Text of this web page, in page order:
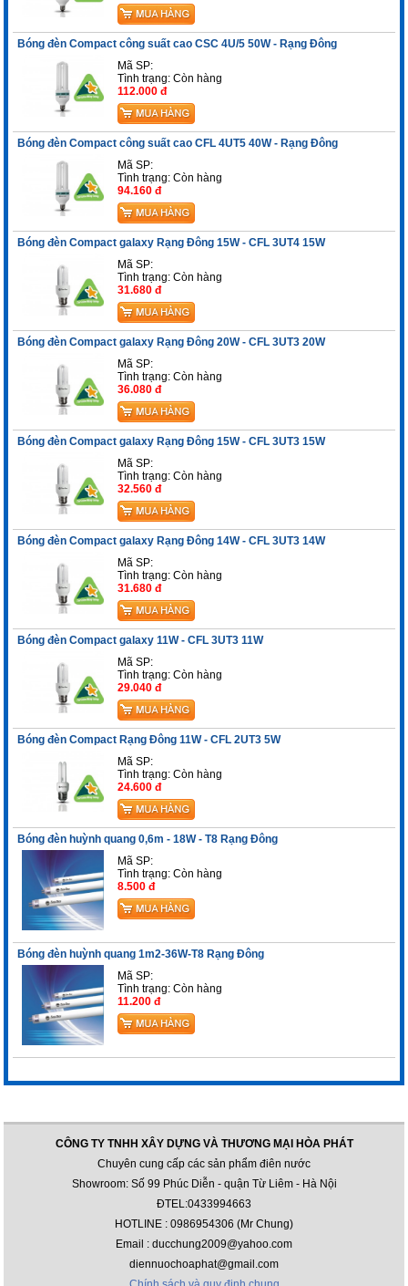
Bóng đèn Compact công suất cao CSC 4U/5 50W - Rạng Đông
Mã SP:
Tình trạng:Còn hàng
112.000 đ
Bóng đèn Compact công suất cao CFL 4UT5 40W - Rạng Đông
Mã SP:
Tình trạng:Còn hàng
94.160 đ
Bóng đèn Compact galaxy Rạng Đông 15W - CFL 3UT4 15W
Mã SP:
Tình trạng:Còn hàng
31.680 đ
Bóng đèn Compact galaxy Rạng Đông 20W - CFL 3UT3 20W
Mã SP:
Tình trạng:Còn hàng
36.080 đ
Bóng đèn Compact galaxy Rạng Đông 15W - CFL 3UT3 15W
Mã SP:
Tình trạng:Còn hàng
32.560 đ
Bóng đèn Compact galaxy Rạng Đông 14W - CFL 3UT3 14W
Mã SP:
Tình trạng:Còn hàng
31.680 đ
Bóng đèn Compact galaxy 11W - CFL 3UT3 11W
Mã SP:
Tình trạng:Còn hàng
29.040 đ
Bóng đèn Compact Rạng Đông 11W - CFL 2UT3 5W
Mã SP:
Tình trạng:Còn hàng
24.600 đ
Bóng đèn huỳnh quang 0,6m - 18W - T8 Rạng Đông
Mã SP:
Tình trạng:Còn hàng
8.500 đ
Bóng đèn huỳnh quang 1m2-36W-T8 Rạng Đông
Mã SP:
Tình trạng:Còn hàng
11.200 đ
CÔNG TY TNHH XÂY DỰNG VÀ THƯƠNG MẠI HÒA PHÁT
Chuyên cung cấp các sản phẩm điên nước
Showroom: Số 99 Phúc Diễn - quận Từ Liêm - Hà Nội
ĐTEL:0433994663
HOTLINE : 0986954306 (Mr Chung)
Email : ducchung2009@yahoo.com
diennuochoaphat@gmail.com